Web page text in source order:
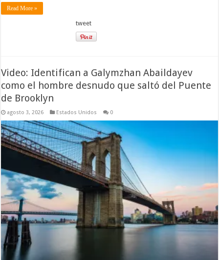
Read More »
tweet
Video: Identifican a Galymzhan Abaildayev
como el hombre desnudo que saltó del Puente
de Brooklyn
agosto 3, 2026 Estados Unidos 0